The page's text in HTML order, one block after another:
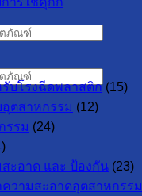
บโรงฉีดพลาสติก (15)
ตสาหกรรม (12)
รรม (24)
ะอาด และ ป้องกัน (23)
ความสะอาดอุตสาหกรรม